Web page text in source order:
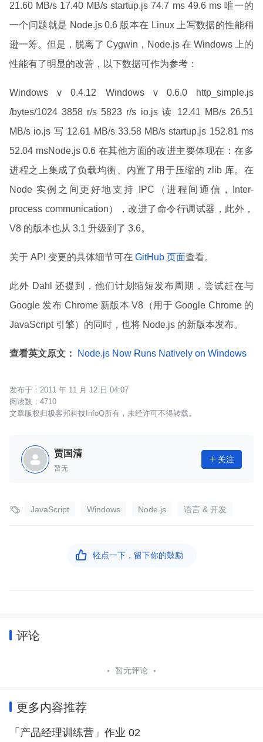
21.60 MB/s 17.40 MB/s startup.js 74.7 ms 49.6 ms 唯一的
一个问题就是 Node.js 0.6 版本在 Linux 上写数据的性能稍
逊一筹。但是，脱离了 Cygwin，Node.js 在 Windows 上的
性能有了明显的改善，以下数据可作为参考：
Windows v 0.4.12 Windows v 0.6.0 http_simple.js
/bytes/1024 3858 r/s 5823 r/s io.js 读 12.41 MB/s 26.51
MB/s io.js 写 12.61 MB/s 33.58 MB/s startup.js 152.81 ms
52.04 msNode.js 0.6 在其他方面的改进主要体现在：在多
进程之上集成了负载均衡、内置了用于压缩的 zlib 库。在
Node 实例之间更好地支持 IPC（进程间通信，Inter-
process communication），改进了命令行调试器，此外，
V8 的版本也从 3.1 升级到了 3.6。
关于 API 变更的具体细节可在 GitHub 页面查看。
此外 Dahl 还提到，他们计划缩短发布周期，尝试赶在与
Google 发布 Chrome 新版本 V8（用于 Google Chrome 的
JavaScript 引擎）的同时，也将 Node.js 的新版本发布。
查看英文原文： Node.js Now Runs Natively on Windows
2011 年 11 月 12 日 04:07
4710
文章版权归极客邦科技InfoQ所有，未经许可不得转载。
贾国清
暂无
 关注
 JavaScript Windows Node.js 语言 & 开发
 轻点一下，留下你的鼓励
评论
暂无评论
更多内容推荐
「产品经理训练营」作业 02